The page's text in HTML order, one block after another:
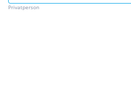
Privatperson